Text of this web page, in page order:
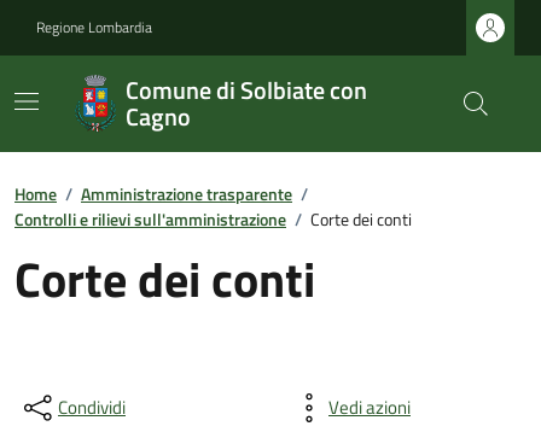
Regione Lombardia
Comune di Solbiate con
Cagno
Home / Amministrazione trasparente /
Controlli e rilievi sull'amministrazione / Corte dei conti
Corte dei conti
Condividi Vedi azioni